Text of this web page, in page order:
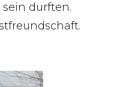
sein durften.